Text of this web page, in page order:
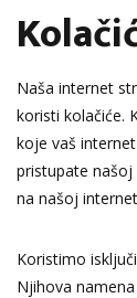
Naša internet
koristi kolačiće.
koje vaš
pristupate našoj
na našoj
Koristimo
Njihova